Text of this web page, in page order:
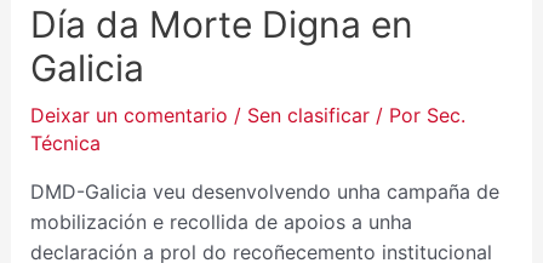
Día da Morte Digna en
Galicia
Deixar un comentario / Sen clasificar/ Por Sec.
Técnica
DMD-Galicia veu desenvolvendo unha campaña de
mobilización e recollida de apoios a unha
declaración a prol do recoñecemento institucional